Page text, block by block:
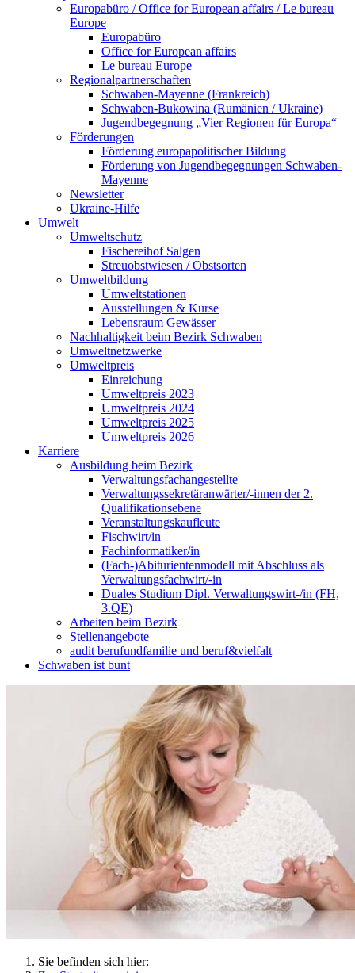
Europabüro / Office for European affairs / Le bureau
Europe
Europabüro
Office for European affairs
Le bureau Europe
Regionalpartnerschaften
Schwaben-Mayenne (Frankreich)
Schwaben-Bukowina (Rumänien / Ukraine)
Jugendbegegnung „Vier Regionen für Europa“
Förderungen
Förderung europapolitischer Bildung
Förderung von Jugendbegegnungen Schwaben-
Mayenne
Newsletter
Ukraine-Hilfe
Umwelt
Umweltschutz
Fischereihof Salgen
Streuobstwiesen / Obstsorten
Umweltbildung
Umweltstationen
Ausstellungen & Kurse
Lebensraum Gewässer
Nachhaltigkeit beim Bezirk Schwaben
Umweltnetzwerke
Umweltpreis
Einreichung
Umweltpreis 2023
Umweltpreis 2024
Umweltpreis 2025
Umweltpreis 2026
Karriere
Ausbildung beim Bezirk
Verwaltungsfachangestellte
Verwaltungssekretäranwärter/-innen der 2.
Qualifikationsebene
Veranstaltungskaufleute
Fischwirt/in
Fachinformatiker/in
(Fach-)Abiturientenmodell mit Abschluss als
Verwaltungsfachwirt/-in
Duales Studium Dipl. Verwaltungswirt-/in (FH,
3.QE)
Arbeiten beim Bezirk
Stellenangebote
audit berufundfamilie und beruf&vielfalt
Schwaben ist bunt
Sie befinden sich hier: